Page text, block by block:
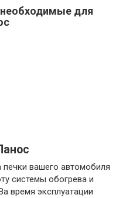
для
вашего автомобиля
системы обогрева и
время эксплуатации